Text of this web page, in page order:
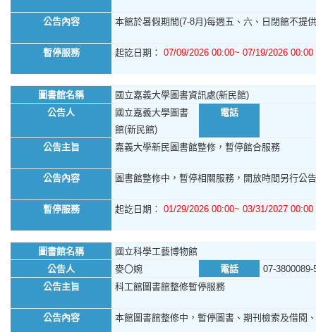
公告內容 本館於暑假期間(7-8月)每週五、六、日閉館不提
暫停服務 起訖日期： 07/09/2026 00:00~ 07/19/2026 00:00
圖書館名稱
國立嘉義大學圖書資訊處(新民館)
公告人
國立嘉義大學圖書
館(新民館)
電話
公告主旨 嘉義大學新民圖書館整修，暫停館合服務
公告內容 圖書館整修中，暫停相關服務，開放時間另行公
暫停服務 起訖日期： 01/29/2026 00:00~ 03/31/2027 00:00
圖書館名稱
國立科學工藝博物館
公告人
麥〇婉 電話
07-3800089-
公告主旨
科工館圖書館整修暫停服務
公告內容 本館圖書館整修中，暫停圖書、期刊檢索及借閱